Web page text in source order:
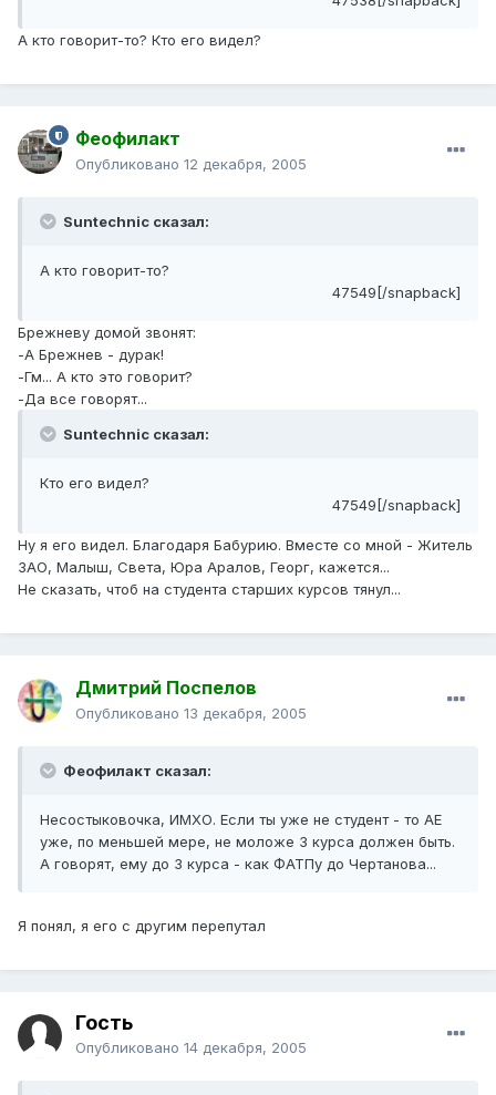
А кто говорит-то? Кто его видел?
Феофилакт
Опубликовано 12 декабря, 2005
Suntechnic сказал:
А кто говорит-то?
47549[/snapback]
Брежневу домой звонят:
-А Брежнев - дурак!
-Гм... А кто это говорит?
-Да все говорят...
Suntechnic сказал:
Кто его видел?
47549[/snapback]
Ну я его видел. Благодаря Бабурию. Вместе со мной - Житель
ЗАО, Малыш, Света, Юра Аралов, Георг, кажется...
Не сказать, чтоб на студента старших курсов тянул...
Дмитрий Поспелов
Опубликовано 13 декабря, 2005
Феофилакт сказал:
Несостыковочка, ИМХО. Если ты уже не студент - то АЕ
уже, по меньшей мере, не моложе 3 курса должен быть.
А говорят, ему до 3 курса - как ФАТПу до Чертанова...
Я понял, я его с другим перепутал
Гость
Опубликовано 14 декабря, 2005